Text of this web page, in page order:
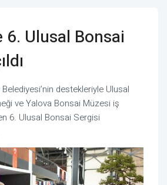
6. Ulusal Bonsai
destekleriyle Ulusal
ve Yalova Bonsai Müzesi iş
6. Ulusal Bonsai Sergisi